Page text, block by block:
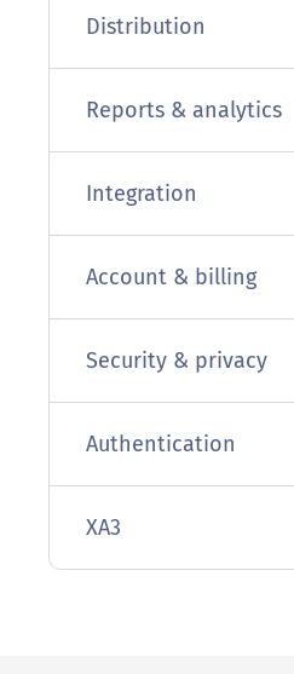
Distribution
Reports & analytics
Integration
Account & billing
Security & privacy
Authentication
XA3